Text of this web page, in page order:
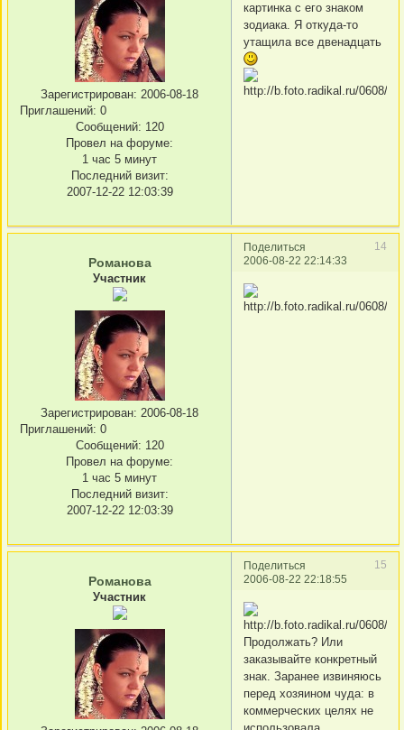
Зарегистрирован: 2006-08-18
Приглашений: 0
Сообщений: 120
Провел на форуме:
1 час 5 минут
Последний визит:
2007-12-22 12:03:39
картинка с его знаком
зодиака. Я откуда-то
утащила все двенадцать
Поделиться
14
2006-08-22 22:14:33
Романова
Участник
Зарегистрирован: 2006-08-18
Приглашений: 0
Сообщений: 120
Провел на форуме:
1 час 5 минут
Последний визит:
2007-12-22 12:03:39
Поделиться
15
2006-08-22 22:18:55
Романова
Участник
Продолжать? Или
заказывайте конкретный
знак. Заранее извиняюсь
перед хозяином чуда: в
коммерческих целях не